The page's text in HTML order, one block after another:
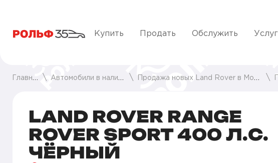
Купить Продать Обслужить
Главная Автомобили в наличии Продажа новых Land Rover в Москве
LAND ROVER RANGE
ROVER SPORT 400 Л.С.
ЧЁРНЫЙ